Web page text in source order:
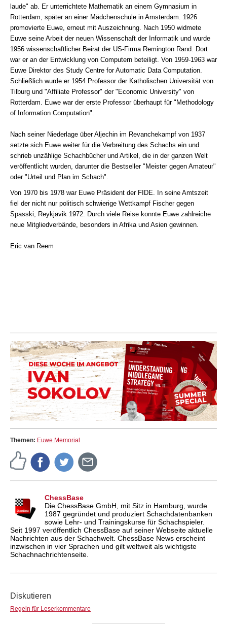
laude" ab. Er unterrichtete Mathematik an einem Gymnasium in
Rotterdam, später an einer Mädchenschule in Amsterdam. 1926
promovierte Euwe, erneut mit Auszeichnung. Nach 1950 widmete
Euwe seine Arbeit der neuen Wissenschaft der Informatik und wurde
1956 wissenschaftlicher Beirat der US-Firma Remington Rand. Dort
war er an der Entwicklung von Computern beteiligt. Von 1959-1963 war
Euwe Direktor des Study Centre for Automatic Data Computation.
Schließlich wurde er 1954 Professor der Katholischen Universität von
Tilburg und "Affiliate Professor" der "Economic University" von
Rotterdam. Euwe war der erste Professor überhaupt für "Methodology
of Information Computation".
Nach seiner Niederlage über Aljechin im Revanchekampf von 1937
setzte sich Euwe weiter für die Verbreitung des Schachs ein und
schrieb unzählige Schachbücher und Artikel, die in der ganzen Welt
veröffentlicht wurden, darunter die Bestseller "Meister gegen Amateur"
oder "Urteil und Plan im Schach".
Von 1970 bis 1978 war Euwe Präsident der FIDE. In seine Amtszeit
fiel der nicht nur politisch schwierige Wettkampf Fischer gegen
Spasski, Reykjavik 1972. Durch viele Reise konnte Euwe zahlreiche
neue Mitgliedverbände, besonders in Afrika und Asien gewinnen.
Eric van Reem
Themen: Euwe Memorial
ChessBase
Die ChessBase GmbH, mit Sitz in Hamburg, wurde
1987 gegründet und produziert Schachdatenbanken
sowie Lehr- und Trainingskurse für Schachspieler.
Seit 1997 veröffentlich ChessBase auf seiner Webseite aktuelle
Nachrichten aus der Schachwelt. ChessBase News erscheint
inzwischen in vier Sprachen und gilt weltweit als wichtigste
Schachnachrichtenseite.
Diskutieren
Regeln für Leserkommentare